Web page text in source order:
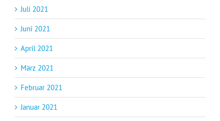
Juli 2021
Juni 2021
April 2021
März 2021
Februar 2021
Januar 2021